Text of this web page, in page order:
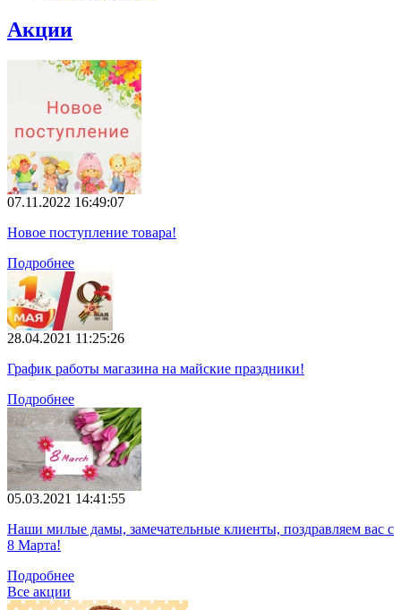
Акции
07.11.2022 16:49:07
Новое поступление товара!
Подробнее
28.04.2021 11:25:26
График работы магазина на майские праздники!
Подробнее
05.03.2021 14:41:55
Наши милые дамы, замечательные клиенты, поздравляем вас с
8 Марта!
Подробнее
Все акции